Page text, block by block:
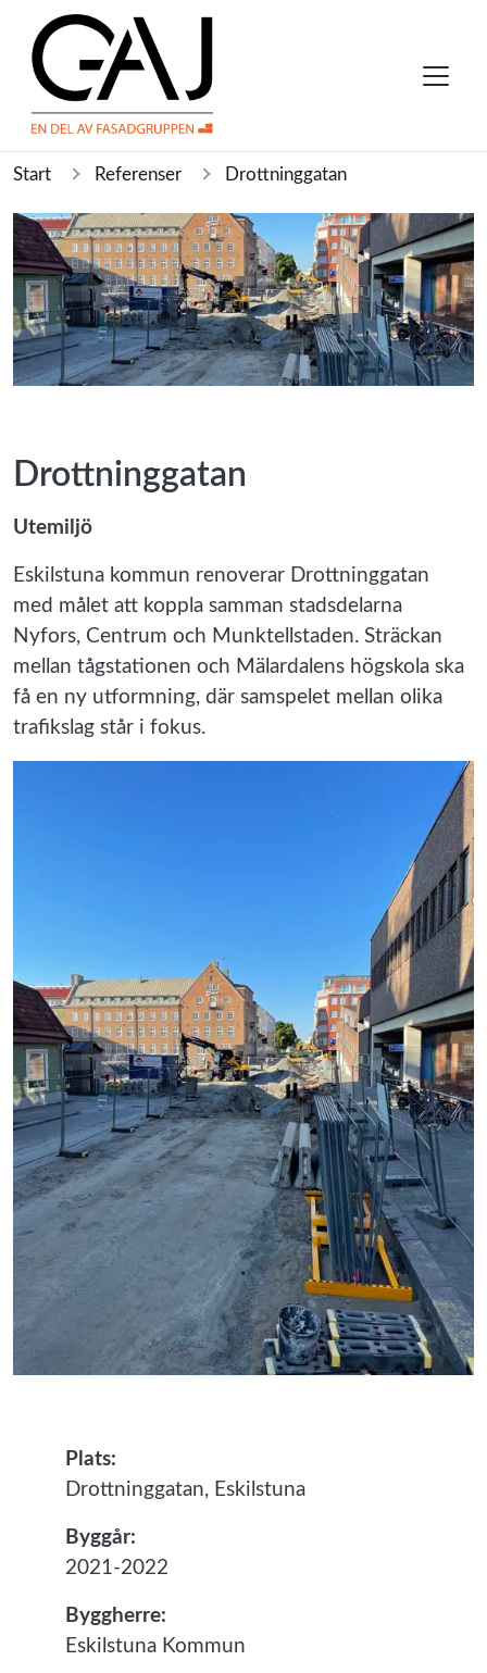
Start Referenser Drottninggatan
Drottninggatan
Utemiljö
Eskilstuna kommun renoverar Drottninggatan
med målet att koppla samman stadsdelarna
Nyfors, Centrum och Munktellstaden. Sträckan
mellan tågstationen och Mälardalens högskola ska
få en ny utformning, där samspelet mellan olika
trafikslag står i fokus.
Plats:
Drottninggatan, Eskilstuna
Byggår:
2021-2022
Byggherre:
Eskilstuna Kommun